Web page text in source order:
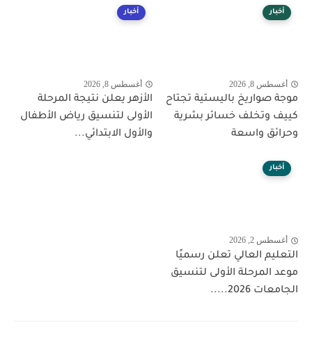
أخبار
أغسطس 8, 2026
موجة صواريخ باليستية تجتاح
كييف وتخلف خسائر بشرية
وحرائق واسعة
أخبار
أغسطس 8, 2026
الأزهر يعلن نتيجة المرحلة
الأولى لتنسيق رياض الأطفال
والأول الابتدائي...
أخبار
أغسطس 2, 2026
التعليم العالي تعلن رسميًا
موعد المرحلة الأولى لتنسيق
الجامعات 2026.....